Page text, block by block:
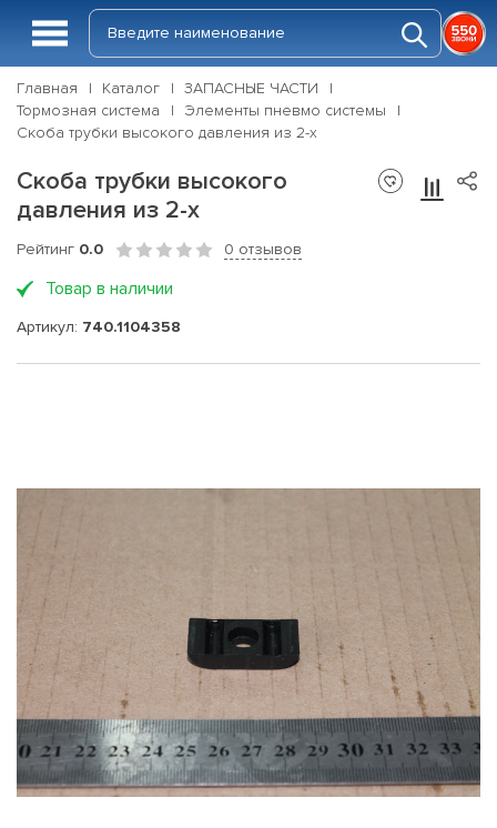
Главная Каталог
ЗАПАСНЫЕ ЧАСТИ
Тормозная система
Элементы пневмо системы
Скоба трубки высокого давления из 2-х
Скоба трубки высокого
давления из 2-х
Рейтинг 0.0 0 отзывов
Товар в наличии
Артикул: 740.1104358